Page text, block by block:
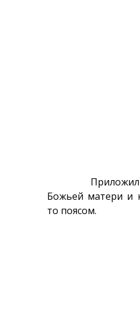
Божьей матери и
то поясом.